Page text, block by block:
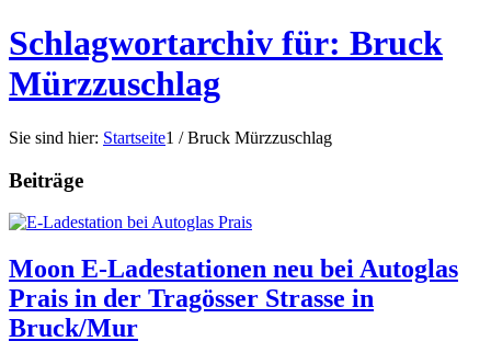
Schlagwortarchiv für: Bruck
Mürzzuschlag
Sie sind hier: Startseite1 / Bruck Mürzzuschlag
Beiträge
Moon E-Ladestationen neu bei Autoglas
Prais in der Tragösser Strasse in
Bruck/Mur